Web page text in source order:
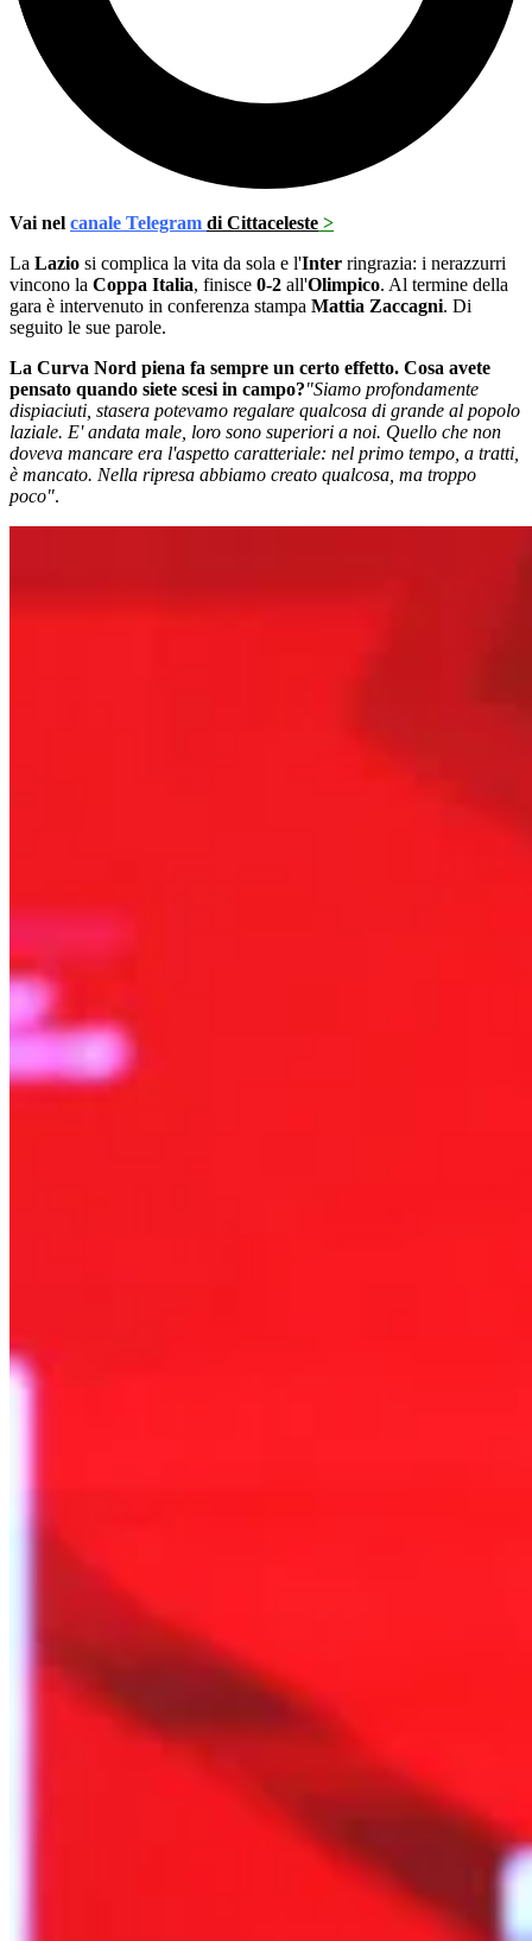
Vai nel canale Telegram di Cittaceleste >
La Lazio si complica la vita da sola e l'Inter ringrazia: i nerazzurri
vincono la Coppa Italia, finisce 0-2 all'Olimpico. Al termine della
gara è intervenuto in conferenza stampa Mattia Zaccagni. Di
seguito le sue parole.
La Curva Nord piena fa sempre un certo effetto. Cosa avete
pensato quando siete scesi in campo?"Siamo profondamente
dispiaciuti, stasera potevamo regalare qualcosa di grande al popolo
laziale. E' andata male, loro sono superiori a noi. Quello che non
doveva mancare era l'aspetto caratteriale: nel primo tempo, a tratti,
è mancato. Nella ripresa abbiamo creato qualcosa, ma troppo
poco".